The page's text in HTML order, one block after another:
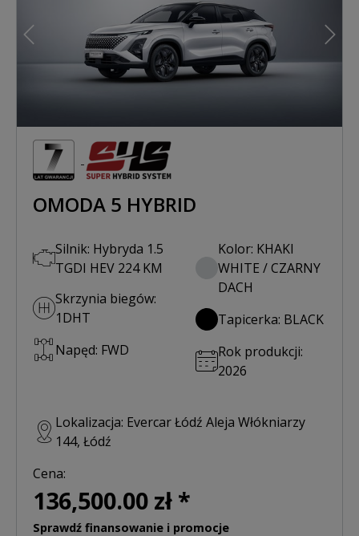
Poprzedni
OMODA 5 HYBRID
Silnik: Hybryda 1.5
TGDI HEV 224 KM
Skrzynia biegów:
1DHT
Napęd: FWD
Kolor: KHAKI
WHITE / CZARNY
DACH
Tapicerka: BLACK
Rok produkcji:
2026
Lokalizacja: Evercar Łódź Aleja Włókniarzy
144, Łódź
Cena:
136,500.00 zł *
Sprawdź finansowanie i promocje